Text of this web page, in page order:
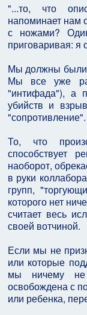
"...то, что
напоминает нам
с ножами?
приговаривая: я
Мы должны были
Мы все уже
"интифада"), а
убийств и
"сопротивление".
То, что
способствует
наоборот,
в руки
групп,
которого нет
считает весь
своей вотчиной.
Если мы не
или которые
мы ничему не
освобождена с
или ребенка,